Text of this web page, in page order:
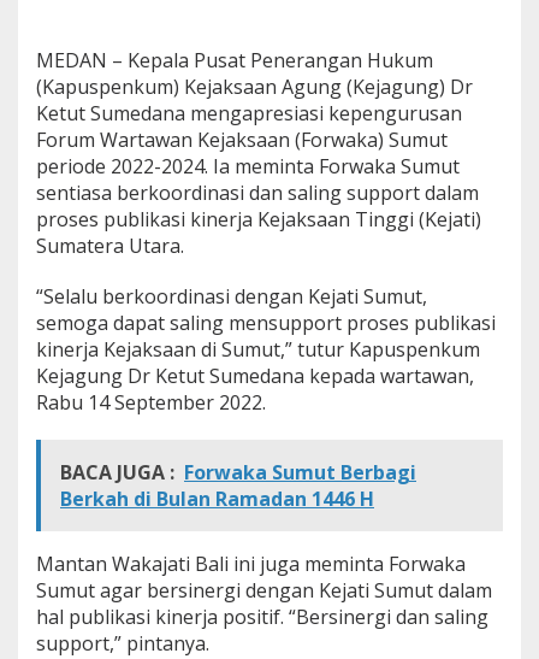
u
m
B
e
r
s
r
g
i
d
e
n
n
K
e
a
i
s
u
MEDAN – Kepala Pusat Penerangan Hukum
(Kapuspenkum) Kejaksaan Agung (Kejagung) Dr
Ketut Sumedana mengapresiasi kepengurusan
Forum Wartawan Kejaksaan (Forwaka) Sumut
periode 2022-2024. Ia meminta Forwaka Sumut
sentiasa berkoordinasi dan saling support dalam
proses publikasi kinerja Kejaksaan Tinggi (Kejati)
Sumatera Utara.
“Selalu berkoordinasi dengan Kejati Sumut,
semoga dapat saling mensupport proses publikasi
kinerja Kejaksaan di Sumut,” tutur Kapuspenkum
Kejagung Dr Ketut Sumedana kepada wartawan,
Rabu 14 September 2022.
BACA JUGA : Forwaka Sumut Berbagi
Berkah di Bulan Ramadan 1446 H
Mantan Wakajati Bali ini juga meminta Forwaka
Sumut agar bersinergi dengan Kejati Sumut dalam
hal publikasi kinerja positif. “Bersinergi dan saling
support,” pintanya.